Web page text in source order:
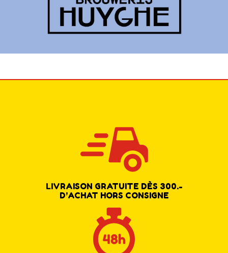
LIVRAISON GRATUITE DÈS 300.-
D’ACHAT HORS CONSIGNE